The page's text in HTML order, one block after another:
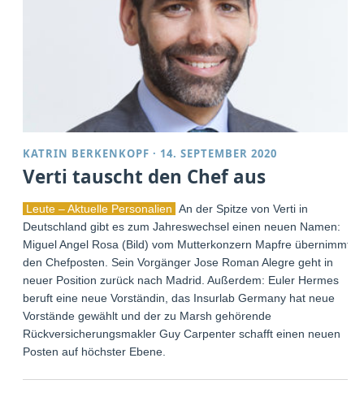
KATRIN BERKENKOPF · 14. SEPTEMBER 2020
Verti tauscht den Chef aus
Leute – Aktuelle Personalien An der Spitze von Verti in
Deutschland gibt es zum Jahreswechsel einen neuen Namen:
Miguel Angel Rosa (Bild) vom Mutterkonzern Mapfre übernimmt
den Chefposten. Sein Vorgänger Jose Roman Alegre geht in
neuer Position zurück nach Madrid. Außerdem: Euler Hermes
beruft eine neue Vorständin, das Insurlab Germany hat neue
Vorstände gewählt und der zu Marsh gehörende
Rückversicherungsmakler Guy Carpenter schafft einen neuen
Posten auf höchster Ebene.